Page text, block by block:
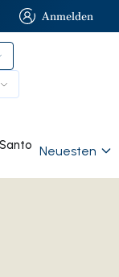
Anmelden
Anmelden
Neuesten